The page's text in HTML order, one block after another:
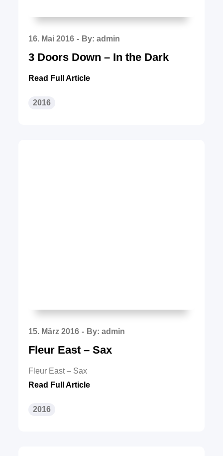
Posted
on
16. Mai 2016 By:admin
3 Doors Down – In the Dark
Read Full Article
2016
Posted
on
15. März 2016 By:admin
Fleur East – Sax
Fleur East – Sax
Read Full Article
2016